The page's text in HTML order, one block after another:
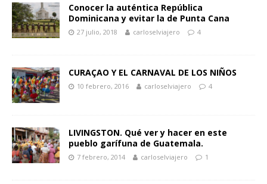
Conocer la auténtica República
Dominicana y evitar la de Punta Cana
27 julio, 2018 carloselviajero 4
CURAÇAO Y EL CARNAVAL DE LOS NIÑOS
10 febrero, 2016 carloselviajero 4
LIVINGSTON. Qué ver y hacer en este
pueblo garífuna de Guatemala.
7 febrero, 2014 carloselviajero 1